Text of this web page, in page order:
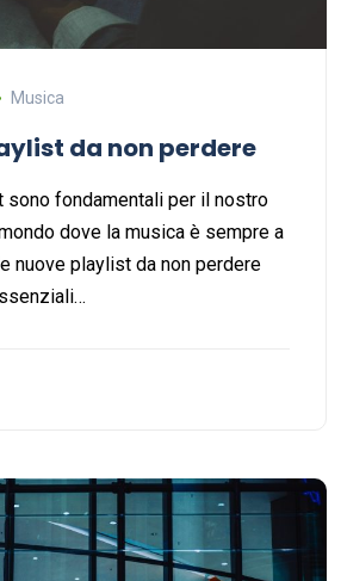
Musica
da non perdere
sono fondamentali per il nostro
dove la musica è sempre a
nuove playlist da non perdere